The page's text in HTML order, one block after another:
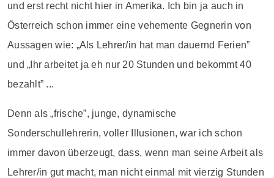
und erst recht nicht hier in Amerika. Ich bin ja auch in
Österreich schon immer eine vehemente Gegnerin von
Aussagen wie: „Als Lehrer/in hat man dauernd Ferien”
und „Ihr arbeitet ja eh nur 20 Stunden und bekommt 40
bezahlt” ...
Denn als „frische”, junge, dynamische
Sonderschullehrerin, voller Illusionen, war ich schon
immer davon überzeugt, dass, wenn man seine Arbeit als
Lehrer/in gut macht, man nicht einmal mit vierzig Stunden